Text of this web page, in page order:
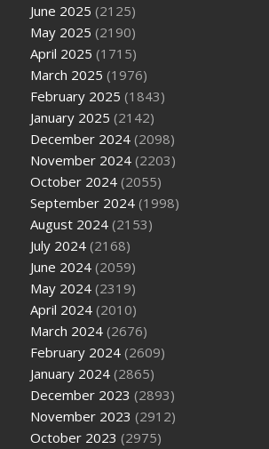
June 2025 (2125)
May 2025 (2190)
April 2025 (1715)
March 2025 (1976)
February 2025 (1843)
January 2025 (2142)
December 2024 (2098)
November 2024 (2203)
October 2024 (2055)
September 2024 (1998)
August 2024 (2153)
July 2024 (2168)
June 2024 (2059)
May 2024 (2319)
April 2024 (2010)
March 2024 (2676)
February 2024 (2609)
January 2024 (2865)
December 2023 (2893)
November 2023 (2912)
October 2023 (2975)